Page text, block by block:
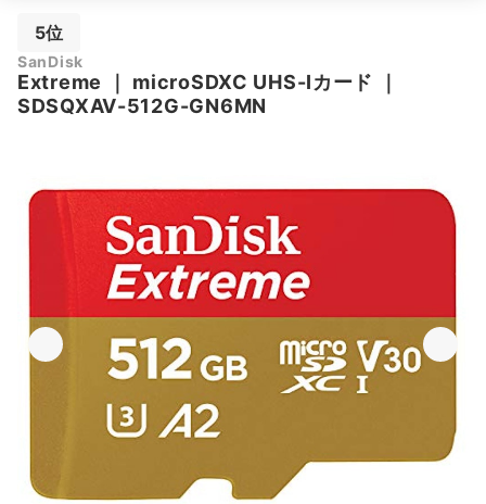
5位
SanDisk
Extreme microSDXC UHS-Iカード
SDSQXAV-512G-GN6MN